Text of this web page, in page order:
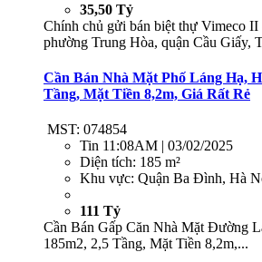
35,50 Tỷ
Chính chủ gửi bán biệt thự Vimeco II
phường Trung Hòa, quận Cầu Giấy,
Cần Bán Nhà Mặt Phố Láng Hạ,
Tầng, Mặt Tiền 8,2m, Giá Rất Rẻ
MST: 074854
Tin 11:08AM | 03/02/2025
Diện tích: 185 m²
Khu vực: Quận Ba Đình, Hà
111 Tỷ
Cần Bán Gấp Căn Nhà Mặt Đường
185m2, 2,5 Tầng, Mặt Tiền 8,2m,...